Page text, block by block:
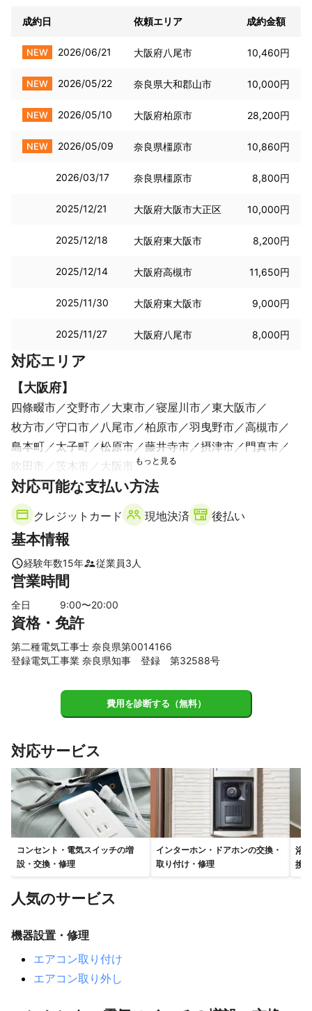
成約日 依頼エリア 成約金額
NEW 2026/06/21 大阪府八尾市 10,460円
NEW 2026/05/22 奈良県大和郡山市 10,000円
NEW 2026/05/10 大阪府柏原市 28,200円
NEW 2026/05/09 奈良県橿原市 10,860円
2026/03/17 奈良県橿原市 8,800円
2025/12/21 大阪府大阪市大正区 10,000円
2025/12/18 大阪府東大阪市 8,200円
2025/12/14 大阪府高槻市 11,650円
2025/11/30 大阪府東大阪市 9,000円
2025/11/27 大阪府八尾市 8,000円
対応エリア
【大阪府】
四條畷市 交野市 大東市 寝屋川市
東大阪市
枚方市
守口市 八尾市 柏原市 羽曳野市
高槻市
島本町
太子町 松原市 藤井寺市 摂津市
門真市
吹田市
茨木市 大阪市
【奈良県】
生駒市 大和郡山市 香芝市
高取町
明日香村 桜井市 葛城市
大和高田市
広陵町
田原本町
王寺町
三郷町 川西町
【京都府】
精華町 木津川市 京田辺市
笠置町
久御山町
南山城村
長岡京市 宇治田原町
亀岡市
草津市 大津市
対応可能な支払い方法
クレジットカード 現地決済 後払い
基本情報
経験年数15年 従業員3 人
営業時間
全日 9:00〜20:00
資格・免許
第二種電気工事士 奈良県第0014166
登録電気工事業 奈良県知事 登録 第32588号
費用を診断する（無料）
対応サービス
コンセント・電気スイッチの増
設・交換・修理
インターホン・ドアホンの交換・
取り付け・修理
浴
換
人気のサービス
機器設置・修理
エアコン取り付け
エアコン取り外し